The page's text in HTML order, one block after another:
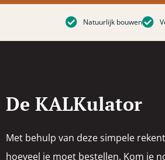
Natuurlijk bouwen
De KALKulator
Met behulp van deze simpele
hoeveel je moet bestellen. Kom je